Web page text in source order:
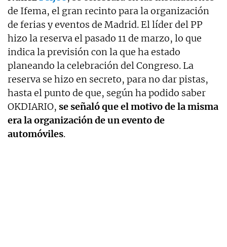
de Ifema, el gran recinto para la organización
de ferias y eventos de Madrid. El líder del PP
hizo la reserva el pasado 11 de marzo, lo que
indica la previsión con la que ha estado
planeando la celebración del Congreso. La
reserva se hizo en secreto, para no dar pistas,
hasta el punto de que, según ha podido saber
OKDIARIO, se señaló que el motivo de la misma
era la organización de un evento de
automóviles.